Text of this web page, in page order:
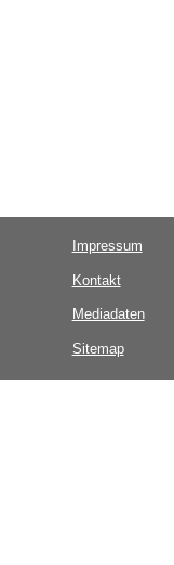
Impressum
Kontakt
Mediadaten
Sitemap